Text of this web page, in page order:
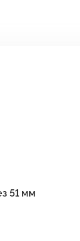
51 мм